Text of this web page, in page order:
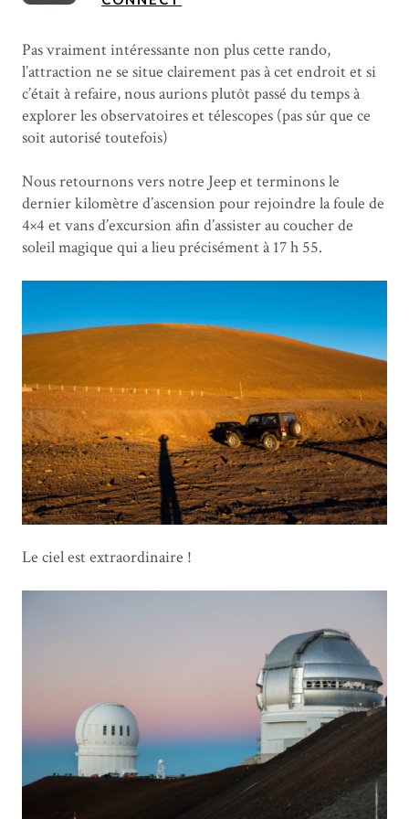
Pas vraiment intéressante non plus cette rando,
l’attraction ne se situe clairement pas à cet endroit et si
c’était à refaire, nous aurions plutôt passé du temps à
explorer les observatoires et télescopes (pas sûr que ce
soit autorisé toutefois)
Nous retournons vers notre Jeep et terminons le
dernier kilomètre d’ascension pour rejoindre la foule de
4×4 et vans d’excursion afin d’assister au coucher de
soleil magique qui a lieu précisément à 17 h 55.
Le ciel est extraordinaire !